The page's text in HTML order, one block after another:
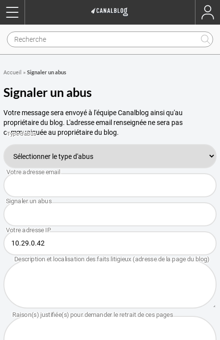
Accueil » Signaler un abus
Signaler un abus
Votre message sera envoyé à l'équipe Canalblog ainsi qu'au
propriétaire du blog. L'adresse email renseignée ne sera pas
communiquée au propriétaire du blog.